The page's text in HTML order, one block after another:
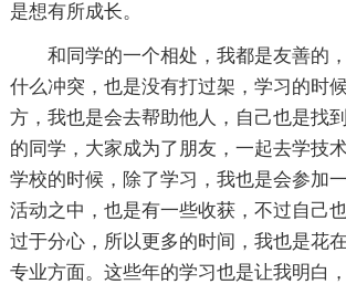
是想有所成长。
和同学的一个相处，我都是友善的
什么冲突，也是没有打过架，学习的时
方，我也是会去帮助他人，自己也是找
的同学，大家成为了朋友，一起去学技
学校的时候，除了学习，我也是会参加
活动之中，也是有一些收获，不过自己
过于分心，所以更多的时间，我也是花
专业方面。这些年的学习也是让我明白